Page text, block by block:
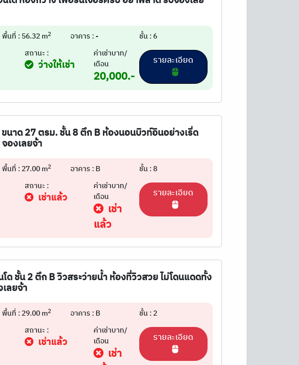
พื้นที่ : 56.32 m2 อาคาร : -
ชั้น : 6
สถานะ :
ว่างให้เช่า
ค่าเช่าบาท/
เดือน
20,000.-
ขนาด 27 ตรม. ชั้น 8 ตึก B ห้องนอนบิวท์อินอย่างเริ่ด
องเลยจ้า
พื้นที่ : 27.00 m2 อาคาร : B
ชั้น : 8
สถานะ :
เช่าแล้ว
ค่าเช่าบาท/
เดือน
เช่า
แล้ว
ด ชั้น 2 ตึก B วิวสระว่ายน้ำ ห้องที่วิวสวย ไม่โดนแดดทั้ง
ลยจ้า
พื้นที่ : 29.00 m2 อาคาร : B
ชั้น : 2
สถานะ :
เช่าแล้ว
ค่าเช่าบาท/
เดือน
เช่า